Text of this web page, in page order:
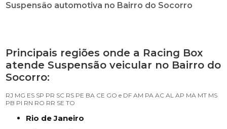
Suspensão automotiva no Bairro do Socorro
Principais regiões onde a Racing Box
atende Suspensão veicular no Bairro do
Socorro:
RJ MG ES SP PR SC RS PE BA CE GO e DF AM PA AC AL AP MA MT MS
PB PI RN RO RR SE TO
Rio de Janeiro